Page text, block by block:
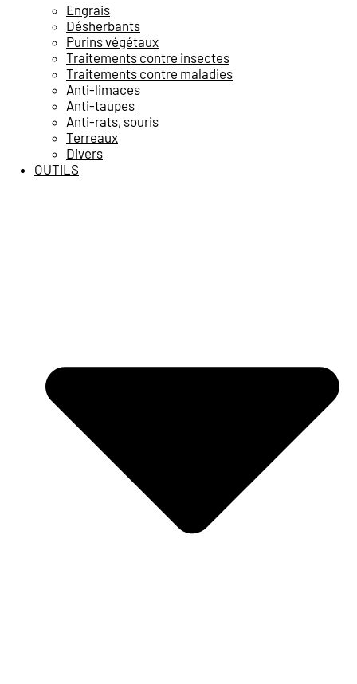
Engrais
Désherbants
Purins végétaux
Traitements contre insectes
Traitements contre maladies
Anti-limaces
Anti-taupes
Anti-rats, souris
Terreaux
Divers
OUTILS